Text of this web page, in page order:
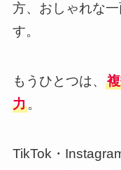
方、おしゃれな
す。
もうひとつは、
力。
TikTok・